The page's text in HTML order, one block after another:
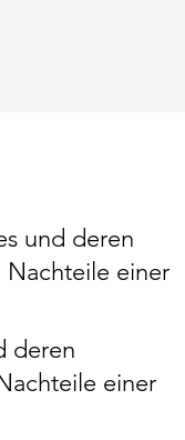
und deren
Nachteile einer
deren
einer